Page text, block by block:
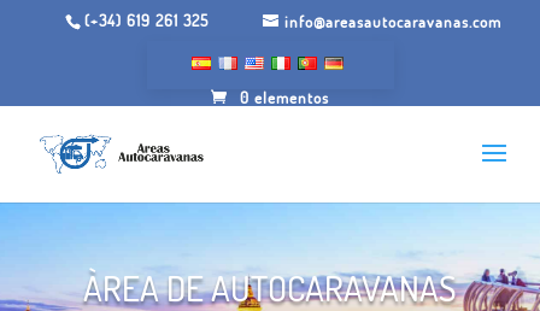
(+34) 619 261 325 info@areasautocaravanas.com
0 elementos
ÀREA DE AUTOCARAVANAS